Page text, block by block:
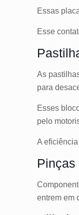
Essas
Esse
As
para
Esses
pelo
A
Pinças
entrem em